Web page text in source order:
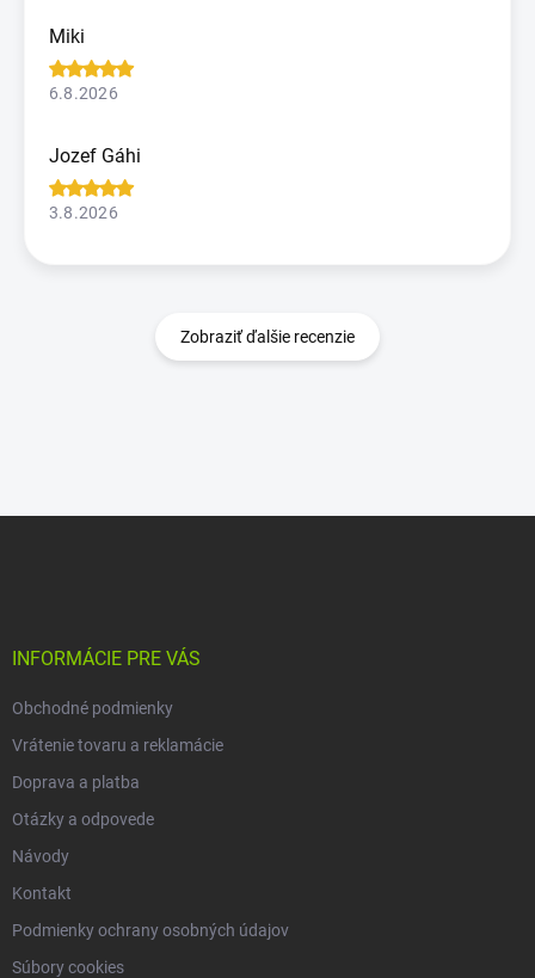
Miki
6.8.2026
Jozef Gáhi
3.8.2026
Zobraziť ďalšie recenzie
INFORMÁCIE PRE VÁS
Obchodné podmienky
Vrátenie tovaru a reklamácie
Doprava a platba
Otázky a odpovede
Návody
Kontakt
Podmienky ochrany osobných údajov
Súbory cookies